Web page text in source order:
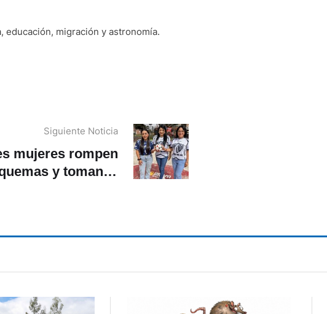
migración y astronomía.
Siguiente Noticia
mujeres rompen
y toman el